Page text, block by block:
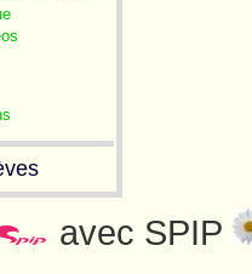
avec SPIP